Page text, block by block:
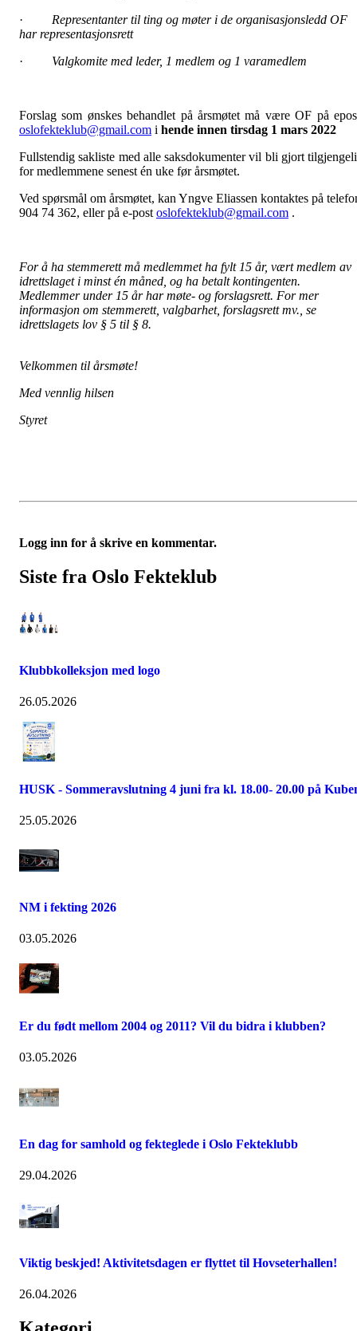
· Representanter til ting og møter i de organisasjonsledd OF
har representasjonsrett
· Valgkomite med leder, 1 medlem og 1 varamedlem
Forslag som ønskes behandlet på årsmøtet må være OF på
oslofekteklub@gmail.com i hende innen tirsdag 1 mars 2022
Fullstendig sakliste med alle saksdokumenter vil bli gjort
for medlemmene senest én uke før årsmøtet.
Ved spørsmål om årsmøtet, kan Yngve Eliassen kontaktes på
904 74 362, eller på e-post oslofekteklub@gmail.com .
For å ha stemmerett må medlemmet ha fylt 15 år, vært medlem av
idrettslaget i minst én måned, og ha betalt kontingenten.
Medlemmer under 15 år har møte- og forslagsrett. For mer
informasjon om stemmerett, valgbarhet, forslagsrett mv., se
idrettslagets lov § 5 til § 8.
Velkommen til årsmøte!
Med vennlig hilsen
Styret
Logg inn for å skrive en kommentar.
Siste fra Oslo Fekteklub
Klubbkolleksjon med logo
26.05.2026
HUSK - Sommeravslutning 4 juni fra kl. 18.00- 20.00 på
25.05.2026
NM i fekting 2026
03.05.2026
Er du født mellom 2004 og 2011? Vil du bidra i klubben?
03.05.2026
En dag for samhold og fekteglede i Oslo Fekteklubb
29.04.2026
Viktig beskjed! Aktivitetsdagen er flyttet til Hovseterhallen!
26.04.2026